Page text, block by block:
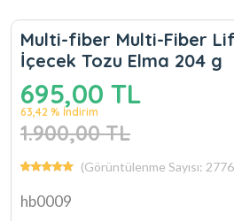
Multi-fiber Multi-Fiber
İçecek Tozu Elma 204 g
695,00 TL
63,42 % İndirim
1.900,00 TL
(Görüntülenme Sayısı:
hb0009